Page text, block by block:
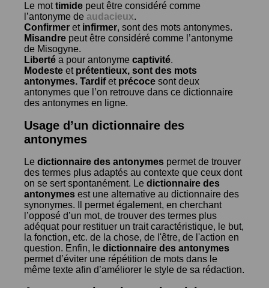
Le mottimide peut être considéré comme
l’antonyme de audacieux.
Confirmer et infirmer, sont des mots antonymes.
Misandre peut être considéré comme l’antonyme
de Misogyne.
Liberté a pour antonyme captivité.
Modeste et prétentieux, sont des mots
antonymes. Tardifet précoce sont deux
antonymes que l’on retrouve dans ce dictionnaire
des antonymes en ligne.
Usage d’un dictionnaire des
antonymes
Le dictionnaire des antonymes permet de trouver
des termes plus adaptés au contexte que ceux dont
on se sert spontanément. Le dictionnaire des
antonymes est une alternative au dictionnaire des
synonymes. Il permet également, en cherchant
l’opposé d’un mot, de trouver des termes plus
adéquat pour restituer un trait caractéristique, le but,
la fonction, etc. de la chose, de l'être, de l'action en
question. Enfin, le dictionnaire des antonymes
permet d’éviter une répétition de mots dans le
même texte afin d’améliorer le style de sa rédaction.